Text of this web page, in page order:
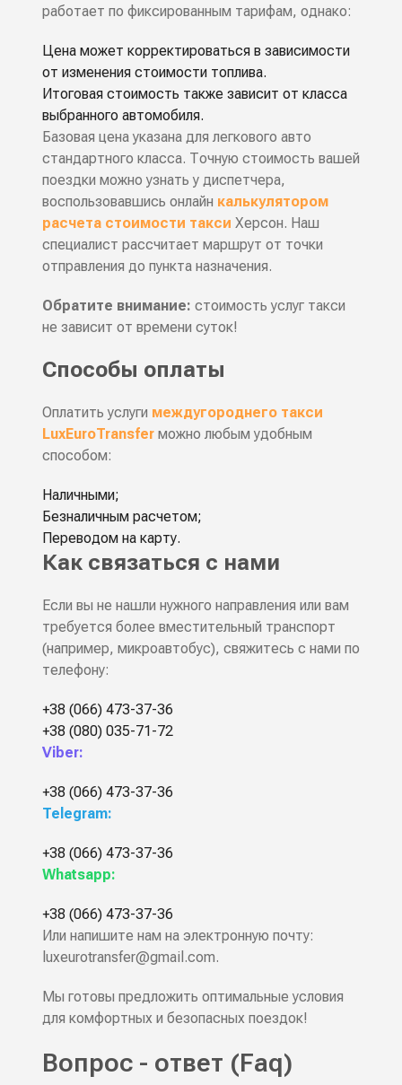
работает по фиксированным тарифам, однако:
Цена может корректироваться в зависимости
от изменения стоимости топлива.
Итоговая стоимость также зависит от класса
выбранного автомобиля.
Базовая цена указана для легкового авто
стандартного класса. Точную стоимость вашей
поездки можно узнать у диспетчера,
воспользовавшись онлайн калькулятором
расчета стоимости такси Херсон. Наш
специалист рассчитает маршрут от точки
отправления до пункта назначения.
Обратите внимание: стоимость услуг такси
не зависит от времени суток!
Способы оплаты
Оплатить услуги междугороднего такси
LuxEuroTransferможно любым удобным
способом:
Наличными;
Безналичным расчетом;
Переводом на карту.
Как связаться с нами
Если вы не нашли нужного направления или вам
требуется более вместительный транспорт
(например, микроавтобус), свяжитесь с нами по
телефону:
+38 (066) 473-37-36
+38 (080) 035-71-72
Viber:
+38 (066) 473-37-36
Telegram:
+38 (066) 473-37-36
Whatsapp:
+38 (066) 473-37-36
Или напишите нам на электронную почту:
luxeurotransfer@gmail.com.
Мы готовы предложить оптимальные условия
для комфортных и безопасных поездок!
Вопрос - ответ (Faq)